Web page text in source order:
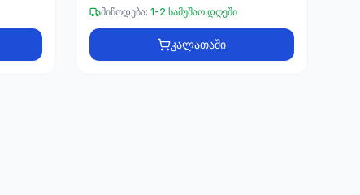
მიწოდება: 1-2 სამუშაო დღეში
კალათაში